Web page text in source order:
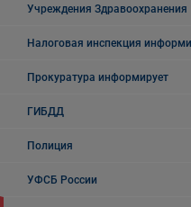
Учреждения Здравоохранения
Налоговая инспекция
Прокуратура информирует
ГИБДД
Полиция
УФСБ России